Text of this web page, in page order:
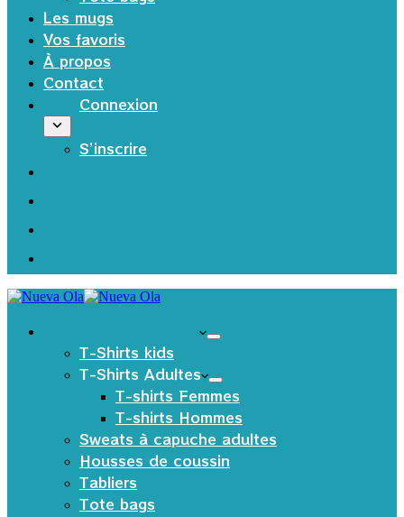
Les mugs
Vos favoris
À propos
Contact
Connexion
S’inscrire
T-Shirts kids
T-Shirts Adultes
T-shirts Femmes
T-shirts Hommes
Sweats à capuche adultes
Housses de coussin
Tabliers
Tote bags